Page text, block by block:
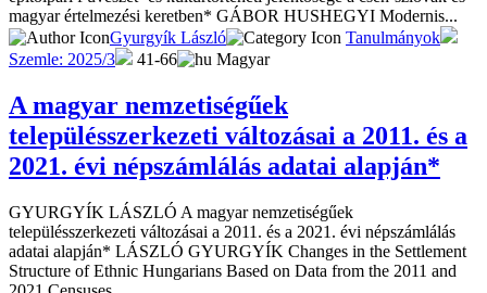
magyar értelmezési keretben* GÁBOR HUSHEGYI Modernis...
Gyurgyík László
Tanulmányok
Szemle: 2025/3
41-66 Magyar
A magyar nemzetiségűek
településszerkezeti változásai a 2011. és a
2021. évi népszámlálás adatai alapján*
GYURGYÍK LÁSZLÓ A magyar nemzetiségűek
településszerkezeti változásai a 2011. és a 2021. évi népszámlálás
adatai alapján* LÁSZLÓ GYURGYÍK Changes in the Settlement
Structure of Ethnic Hungarians Based on Data from the 2011 and